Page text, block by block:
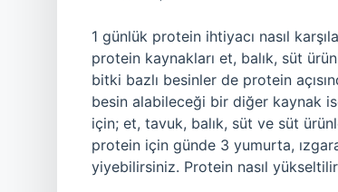
1 günlük protein ihtiyacı nasıl
protein kaynakları et, balık, süt
bitki bazlı besinler de protein
besin alabileceği bir diğer kaynak
için; et, tavuk, balık, süt ve süt
protein için günde 3 yumurta,
yiyebilirsiniz. Protein nasıl